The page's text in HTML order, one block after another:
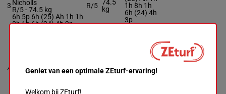
3 Nicholls
R/5 -74.5 kg
6h 5p 6h (25) Ah 1h 1h
8h 1h 6h (24) 4h 3p
R/5 74.5
kg
1h 8h 1h
6h (24) 4h
3p
4
R/7 -74 kg
R/7 74 kg
As (25) 6s
2h 5h (24)
Geniet van een optimale ZEturf-ervaring!
Welkom bij ZEturf!